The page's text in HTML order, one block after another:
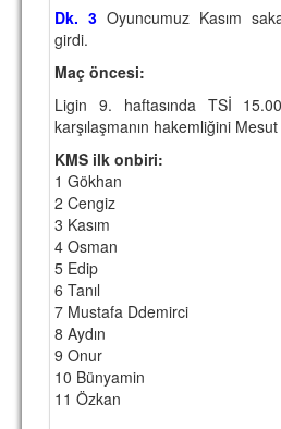
Dk. 3 Oyuncumuz Kasım
girdi.
Maç öncesi:
Ligin 9. haftasında TSİ
karşılaşmanın hakemliğini
KMS ilk onbiri:
1 Gökhan
2 Cengiz
3 Kasım
4 Osman
5 Edip
6 Tanıl
7 Mustafa Ddemirci
8 Aydın
9 Onur
10 Bünyamin
11 Özkan